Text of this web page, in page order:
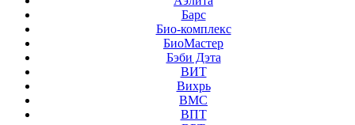
Барс
Био-комплекс
БиоМастер
Бэби Дэта
ВИТ
Вихрь
ВМС
ВПТ